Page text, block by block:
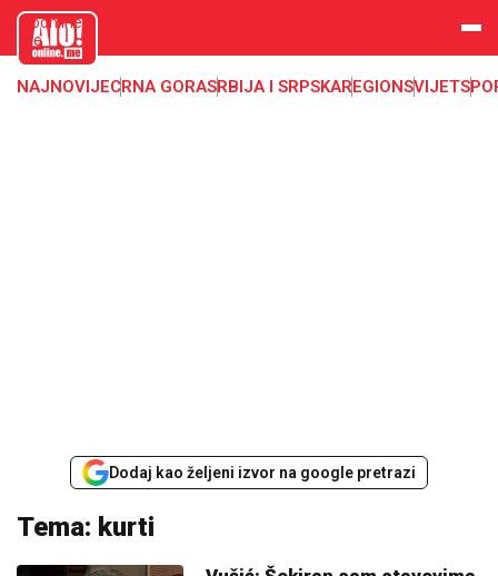
aloonline.
me
NAJNOVIJECRNA GORASRBIJA I SRPSKAREGIONSVIJET
Dodaj kao željeni izvor na google pretrazi
Tema: kurti